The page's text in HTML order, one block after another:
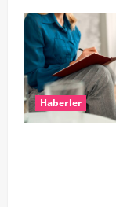
Haberler